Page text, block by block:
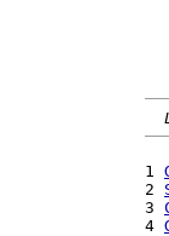
1
2
3
4